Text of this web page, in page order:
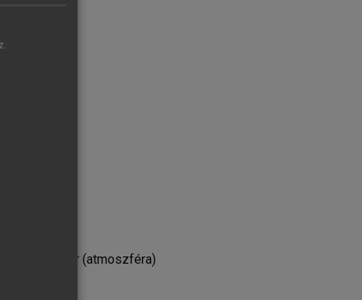
légkör (atmoszféra)